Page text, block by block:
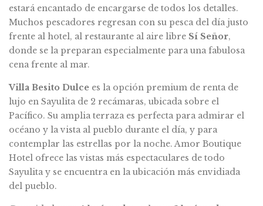
estará encantado de encargarse de todos los detalles.
Muchos pescadores regresan con su pesca del día justo
frente al hotel, al restaurante al aire libre Sí Señor,
donde se la preparan especialmente para una fabulosa
cena frente al mar.
Villa Besito Dulce es la opción premium de renta de
lujo en Sayulita de 2 recámaras, ubicada sobre el
Pacífico. Su amplia terraza es perfecta para admirar el
océano y la vista al pueblo durante el día, y para
contemplar las estrellas por la noche. Amor Boutique
Hotel ofrece las vistas más espectaculares de todo
Sayulita y se encuentra en la ubicación más envidiada
del pueblo.